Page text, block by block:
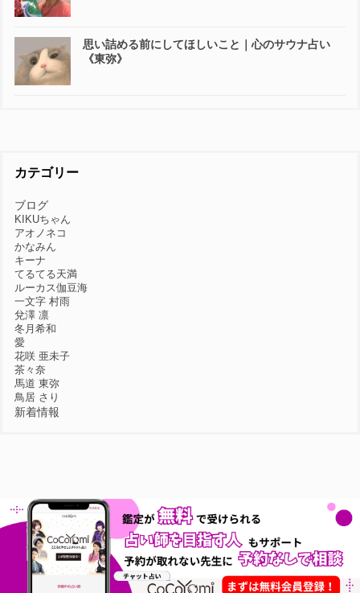
思い詰める前にしてほしいこと｜心のサウナ占い
《東弥》
カテゴリー
ブログ
KIKUちゃん
アオノネコ
かなみん
キーナ
てるてる天満
ルーカス伽豆海
一文字 村雨
兌澤 凛
冬月希和
愛
花咲 亜未子
茶々奈
馬道 東弥
鳥居 さり
新着情報